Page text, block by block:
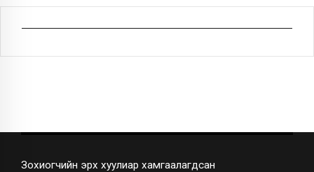
Зохиогчийн эрх хуулиар хамгаалагдсан